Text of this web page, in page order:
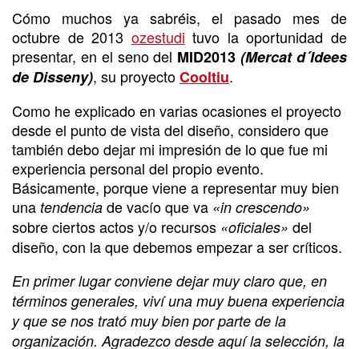
Cómo muchos ya sabréis, el pasado mes de
octubre de 2013 ozestudi tuvo la oportunidad de
presentar, en el seno del MID2013(Mercat d´Idees
de Disseny), su proyectoCooltiu.
Como he explicado en varias ocasiones el proyecto
desde el punto de vista del diseño, considero que
también debo dejar mi impresión de lo que fue mi
experiencia personal del propio evento.
Básicamente, porque viene a representar muy bien
una tendencia de vacío que va «in crescendo»
sobre ciertos actos y/o recursos «oficiales» del
diseño, con la que debemos empezar a ser críticos.
En primer lugar conviene dejar muy claro que, en
términos generales, viví una muy buena experiencia
y que se nos trató muy bien por parte de la
organización. Agradezco desde aquí la selección, la